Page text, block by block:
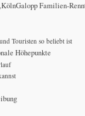
Familien-
Touristen so beliebt ist
Höhepunkte